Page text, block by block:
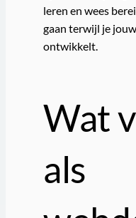
leren en wees
gaan terwijl je
ontwikkelt.
Wat
als